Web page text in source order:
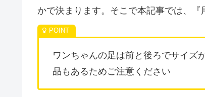
かで決まります。そこで本記事では、『
ワンちゃんの足は前と後ろでサイズ
品もあるためご注意ください